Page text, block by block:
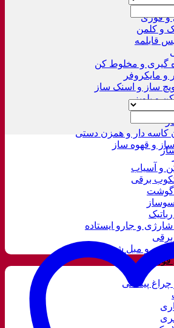
غیر برقی
و قوری
و کلمن
قابلمه
گیری و مخلوط کن
و مایکروفر
ساز و اسنک ساز
و پلوپز
کاسه دار و همزن دستی
و قهوه ساز
و آسیاب
برقی
گوشت
و جارو ایستاده
برقی
شور و مبل شور
پیشانی